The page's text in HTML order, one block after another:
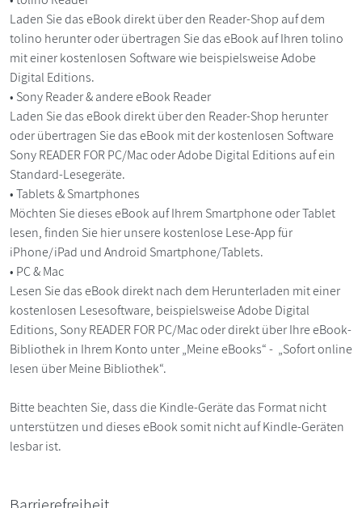
Laden Sie das eBook direkt über den Reader-Shop auf dem
tolino herunter oder übertragen Sie das eBook auf Ihren tolino
mit einer kostenlosen Software wie beispielsweise Adobe
Digital Editions.
• Sony Reader & andere eBook Reader
Laden Sie das eBook direkt über den Reader-Shop herunter
oder übertragen Sie das eBook mit der kostenlosen Software
Sony READER FOR PC/Mac oder Adobe Digital Editions auf ein
Standard-Lesegeräte.
• Tablets & Smartphones
Möchten Sie dieses eBook auf Ihrem Smartphone oder Tablet
lesen, finden Sie hier unsere kostenlose Lese-App für
iPhone/iPad und Android Smartphone/Tablets.
• PC & Mac
Lesen Sie das eBook direkt nach dem Herunterladen mit einer
kostenlosen Lesesoftware, beispielsweise Adobe Digital
Editions, Sony READER FOR PC/Mac oder direkt über Ihre eBook-
Bibliothek in Ihrem Konto unter „Meine eBooks“ - „Sofort online
lesen über Meine Bibliothek“.
Bitte beachten Sie, dass die Kindle-Geräte das Format nicht
unterstützen und dieses eBook somit nicht auf Kindle-Geräten
lesbar ist.